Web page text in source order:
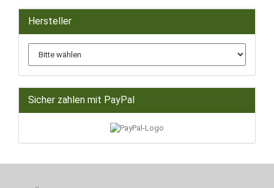
Hersteller
Sicher zahlen mit PayPal